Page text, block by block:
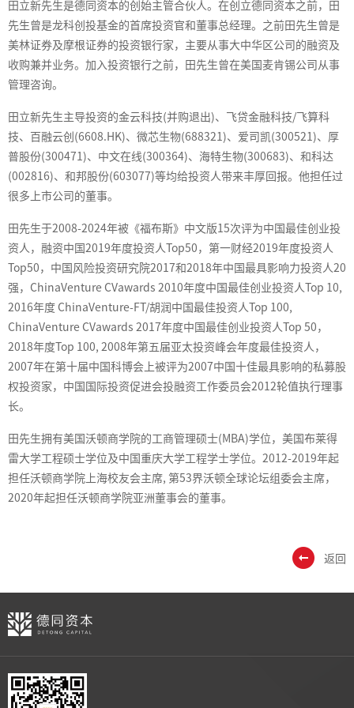
田立新先生是德同资本的创始主管合伙人。在创立德同资本之前，田
先生曾是龙科创投基金的首席投资官和董事总经理。之前田先生曾是
美林证券及摩根证券的投资银行家，主要从事大中华区公司的融资及
收购兼并业务。加入投资银行之前，田先生曾在美国麦肯锡公司从事
管理咨询。
田立新先生主导投资的金云科技(并购退出)、飞贷金融科技/飞算科
技、百融云创(6608.HK)、微芯生物(688321)、爱司凯(300521)、厚
普股份(300471)、中文在线(300364)、海特生物(300683)、和科达
(002816)、和邦股份(603077)等均给投资人带来丰厚回报。他担任过
很多上市公司的董事。
田先生于2008-2024年被《福布斯》中文版15次评为中国最佳创业投
资人，融资中国2019年度投资人Top50，第一财经2019年度投资人
Top50，中国风险投资研究院2017和2018年中国最具影响力投资人20
强，ChinaVenture CVawards 2010年度中国最佳创业投资人Top 10,
2016年度 ChinaVenture-FT/胡润中国最佳投资人Top 100,
ChinaVenture CVawards 2017年度中国最佳创业投资人Top 50，
2018年度Top 100, 2008年第五届亚太投资峰会年度最佳投资人，
2007年在第十届中国科博会上被评为2007中国十佳最具影响的私募股
权投资家，中国国际投资促进会投融资工作委员会2012轮值执行理事
长。
田先生拥有美国沃顿商学院的工商管理硕士(MBA)学位，美国布莱得
雷大学工程硕士学位及中国重庆大学工程学士学位。2012-2019年起
担任沃顿商学院上海校友会主席, 第53界沃顿全球论坛组委会主席，
2020年起担任沃顿商学院亚洲董事会的董事。
返回